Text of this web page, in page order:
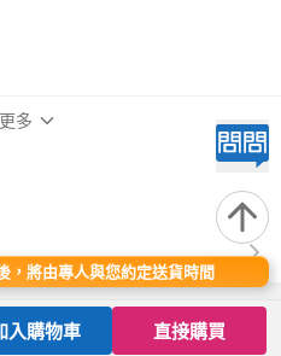
多
，將由專人與您約定送貨時間
入購物車 直接購買